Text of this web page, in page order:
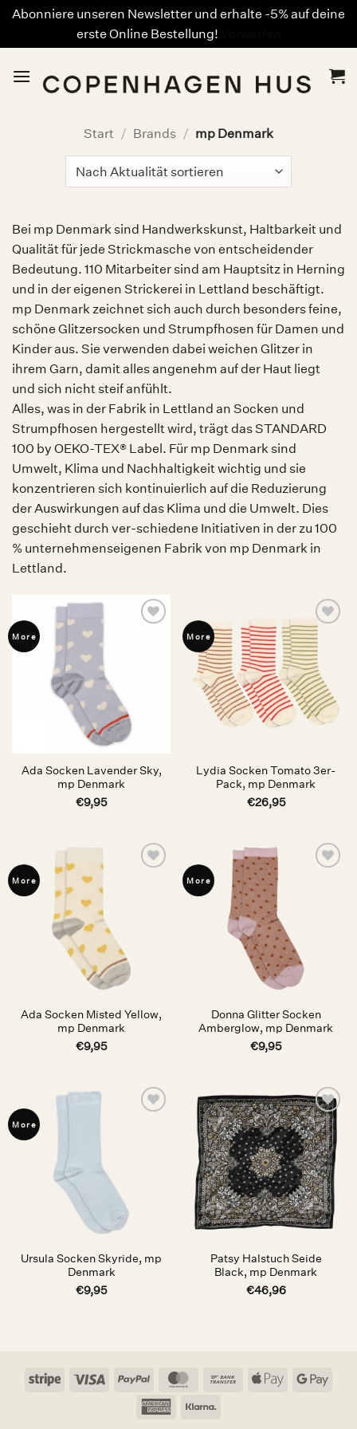
Abonniere unseren Newsletter und erhalte -5% auf deine
erste Online Bestellung!
Inhalt
springen
Start / Brands / mp Denmark
Bei mp Denmark sind Handwerkskunst, Haltbarkeit und
Qualität für jede Strickmasche von entscheidender
Bedeutung. 110 Mitarbeiter sind am Hauptsitz in Herning
und in der eigenen Strickerei in Lettland beschäftigt.
mp Denmark zeichnet sich auch durch besonders feine,
schöne Glitzersocken und Strumpfhosen für Damen und
Kinder aus. Sie verwenden dabei weichen Glitzer in
ihrem Garn, damit alles angenehm auf der Haut liegt
und sich nicht steif anfühlt.
Alles, was in der Fabrik in Lettland an Socken und
Strumpfhosen hergestellt wird, trägt das STANDARD
100 by OEKO-TEX® Label. Für mp Denmark sind
Umwelt, Klima und Nachhaltigkeit wichtig und sie
konzentrieren sich kontinuierlich auf die Reduzierung
der Auswirkungen auf das Klima und die Umwelt. Dies
geschieht durch ver-schiedene Initiativen in der zu 100
% unternehmenseigenen Fabrik von mp Denmark in
Lettland.
More
Ada Socken Lavender Sky,
mp Denmark
€9,95
More
Auf die
Wunschliste
Lydia Socken Tomato 3er-
Pack, mp Denmark
€26,95
More
Ada Socken Misted Yellow,
mp Denmark
€9,95
More
Donna Glitter Socken
Amberglow, mp Denmark
€9,95
More
Ursula Socken Skyride, mp
Denmark
€9,95
Auf die
Wunschliste
Patsy Halstuch Seide
Black, mp Denmark
€46,96
Stripe Visa PayPal MasterCardBank
Apple
American